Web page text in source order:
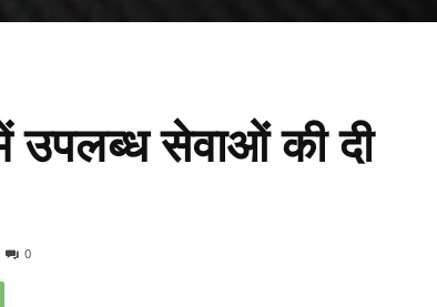
में उपलब्ध सेवाओं की दी
0